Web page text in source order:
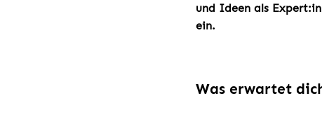
und Ideen als
ein.
Was erwartet